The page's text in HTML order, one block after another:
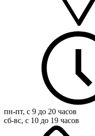
пн-пт, с 9 до 20 часов
сб-вс, с 10 до 19 часов